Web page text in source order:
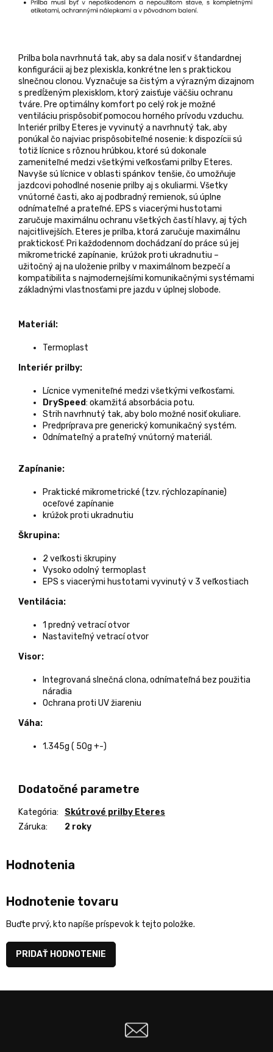
Prilba bola navrhnutá tak, aby sa dala nosiť v štandardnej
konfigurácii aj bez plexiskla, konkrétne len s praktickou
slnečnou clonou. Vyznačuje sa čistým a výrazným dizajnom
s predĺženým plexisklom, ktorý zaisťuje väčšiu ochranu
tváre. Pre optimálny komfort po celý rok je možné
ventiláciu prispôsobiť pomocou horného prívodu vzduchu.
Interiér prilby Eteres je vyvinutý a navrhnutý tak, aby
ponúkal čo najviac prispôsobiteľné nosenie: k dispozícii sú
totiž lícnice s rôznou hrúbkou, ktoré sú dokonale
zameniteľné medzi všetkými veľkosťami prilby Eteres.
Navyše sú lícnice v oblasti spánkov tenšie, čo umožňuje
jazdcovi pohodlné nosenie prilby aj s okuliarmi. Všetky
vnútorné časti, ako aj podbradný remienok, sú úplne
odnímateľné a prateľné. EPS s viacerými hustotami
zaručuje maximálnu ochranu všetkých častí hlavy, aj tých
najcitlivejších. Eteres je prilba, ktorá zaručuje maximálnu
praktickosť: Pri každodennom dochádzaní do práce sú jej
mikrometrické zapínanie, krúžok proti ukradnutiu –
užitočný aj na uloženie prilby v maximálnom bezpečí a
kompatibilita s najmodernejšími komunikačnými systémami
základnými vlastnosťami pre jazdu v úplnej slobode.
Materiál:
Termoplast
Interiér prilby:
Lícnice vymeniteľné medzi všetkými veľkosťami.
DrySpeed: okamžitá absorbácia potu.
Strih navrhnutý tak, aby bolo možné nosiť okuliare.
Predpríprava pre generický komunikačný systém.
Odnímateľný a prateľný vnútorný materiál.
Zapínanie:
Praktické mikrometrické (tzv. rýchlozapínanie)
oceľové zapínanie
krúžok proti ukradnutiu
Škrupina:
2 veľkosti škrupiny
Vysoko odolný termoplast
EPS s viacerými hustotami vyvinutý v 3 veľkostiach
Ventilácia:
1 predný vetrací otvor
Nastaviteľný vetrací otvor
Visor:
Integrovaná slnečná clona, odnímateľná bez použitia
náradia
Ochrana proti UV žiareniu
Váha:
1.345g ( 50g +-)
Dodatočné parametre
Kategória:
Skútrové prilby Eteres
Záruka: 2 roky
Hodnotenie tovaru
Buďte prvý, kto napíše príspevok k tejto položke.
PRIDAŤ HODNOTENIE